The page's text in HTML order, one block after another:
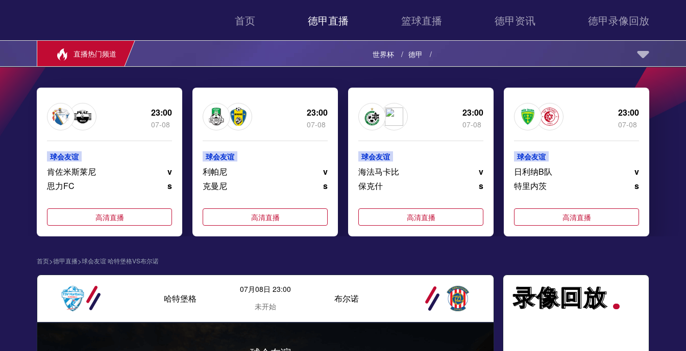
首页 德甲直播 篮球直播 德甲资讯 德甲录像回放
直播热门频道 世界杯 德甲
23:00
07-08
球会友谊
肯佐米斯莱尼
v
思力FC
s
高清直播
23:00
07-08
球会友谊
利帕尼
v
克曼尼
s
高清直播
23:00
07-08
球会友谊
海法马卡比
v
保克什
s
高清直播
23:00
07-08
球会友谊
日利纳B队
v
特里内茨
s
高清直播
首页>德甲直播>球会友谊 哈特堡格VS布尔诺
哈特堡格
07月08日 23:00
未开始
布尔诺 录像回放
录像回放